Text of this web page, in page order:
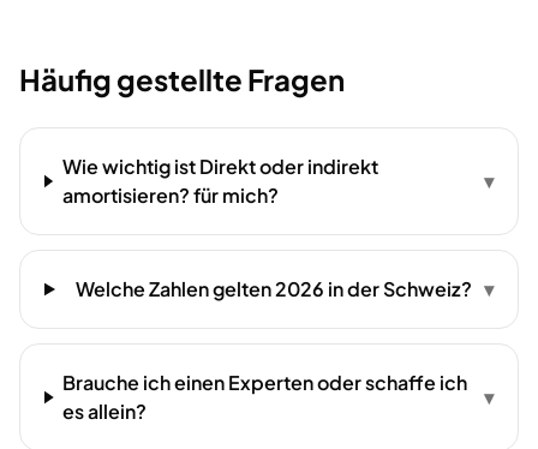
Häufig gestellte Fragen
Wie wichtig ist Direkt oder indirekt
amortisieren? für mich?
▾
Welche Zahlen gelten 2026 in der Schweiz? ▾
Brauche ich einen Experten oder schaffe ich
es allein?
▾